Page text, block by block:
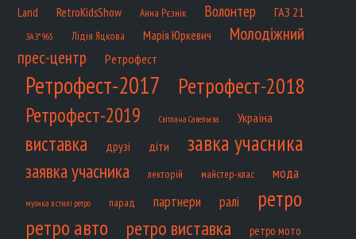
Land
RetroKidsShow Анна Рєзнік Волонтер ГАЗ 21
ЗАЗ*965 Лідія Яцкова Марія Юркевич
Молодіжний
прес-центр
Ретрофест
Ретрофест-2017 Ретрофест-2018
Ретрофест-2019 Світлана Савельєва Україна
виставка друзі діти завка учасника
заявка учасника лекторій майстер-клас мода
музика в стилі ретро парад партнери ралі ретро
ретро авто ретро виставка ретро мото